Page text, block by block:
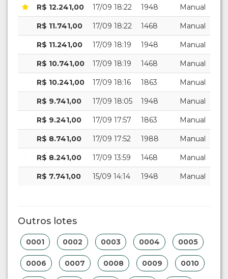
R$ 12.241,00 17/09 18:22 1948 Manual
R$ 11.741,00 17/09 18:22 1468 Manual
R$ 11.241,00 17/09 18:19 1948 Manual
R$ 10.741,00 17/09 18:19 1468 Manual
R$ 10.241,00 17/09 18:16 1863 Manual
R$ 9.741,00 17/09 18:05 1948 Manual
R$ 9.241,00 17/09 17:57 1863 Manual
R$ 8.741,00 17/09 17:52 1988 Manual
R$ 8.241,00 17/09 13:59 1468 Manual
R$ 7.741,00 15/09 14:14 1948 Manual
Outros lotes
0001 0002 0003 0004 0005
0006 0007 0008 0009 0010